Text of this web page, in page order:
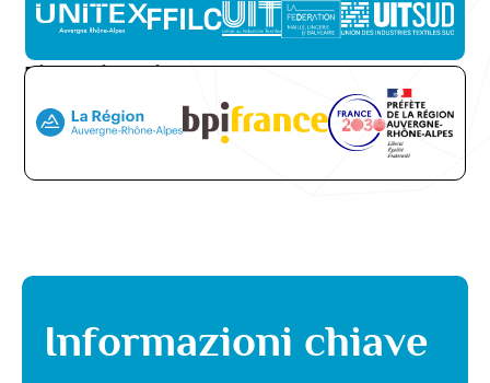
Finanziatori
Informazioni chiave